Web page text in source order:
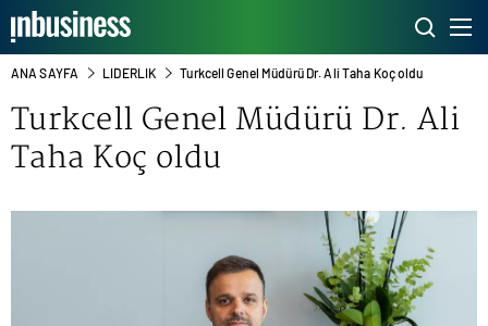
ANA SAYFA LIDERLIK Turkcell Genel Müdürü Dr. Ali Taha Koç oldu
Turkcell Genel Müdürü Dr. Ali
Taha Koç oldu